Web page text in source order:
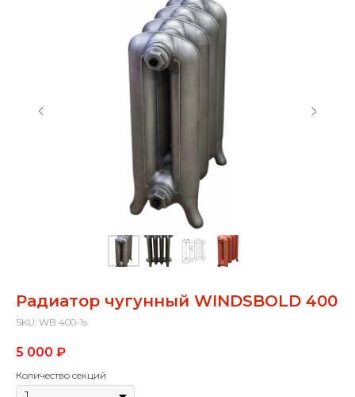
Радиатор чугунный WINDSBOLD 400
SKU: WB 400-1s
5 000 ₽
Количество секций